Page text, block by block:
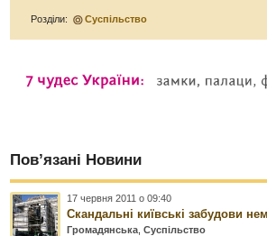
Розділи: Суспільство
Пов’язані Новини
17 червня 2011 о 09:40
Скандальні київські забудови
Громадянська ,Суспільство